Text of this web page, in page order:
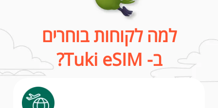
למה לקוחות בוחרים
ב- Tuki eSIM?